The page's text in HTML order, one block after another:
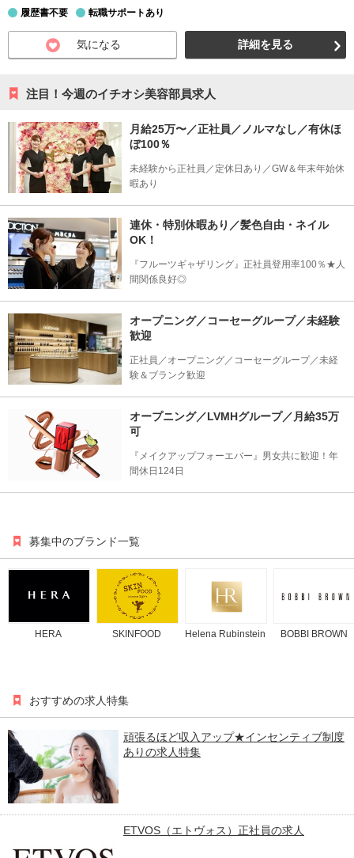
履歴書不要 転職サポートあり
気になる 詳細を見る
注目！今週のイチオシ美容部員求人
月給25万〜／正社員／ノルマなし／有休ほ
ぼ100％
未経験から正社員／定休日あり／GW＆年末年始休
暇あり
連休・特別休暇あり／髪色自由・ネイル
OK！
『フルーツギャザリング』正社員登用率100％★人
間関係良好◎
オープニング／コーセーグループ／未経験
歓迎
正社員／オープニング／コーセーグループ／未経
験＆ブランク歓迎
オープニング／LVMHグループ／月給35万
可
『メイクアップフォーエバー』男女共に歓迎！年
間休日124日
募集中のブランド一覧
HERA SKINFOOD Helena Rubinstein BOBBI BROWN
おすすめの求人特集
頑張るほど収入アップ★インセンティブ制度
ありの求人特集
ETVOS（エトヴォス）正社員の求⼈